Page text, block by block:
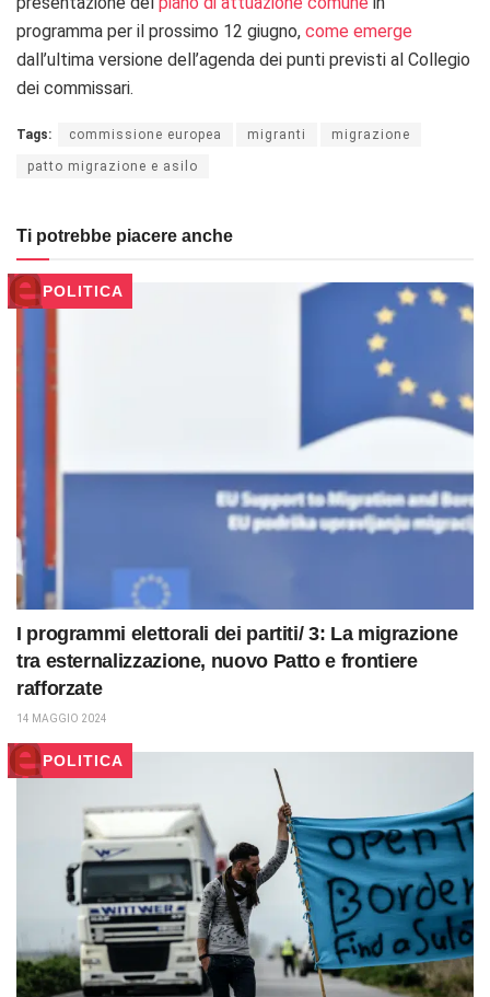
programma per il prossimo 12 giugno, come emerge
dall’ultima versione dell’agenda dei punti previsti al Collegio
dei commissari.
Tags: commissione europea migranti migrazione
patto migrazione e asilo
Ti potrebbe piacere anche
POLITICA
I programmi elettorali dei partiti/ 3: La migrazione
tra esternalizzazione, nuovo Patto e frontiere
rafforzate
14 MAGGIO 2024
POLITICA